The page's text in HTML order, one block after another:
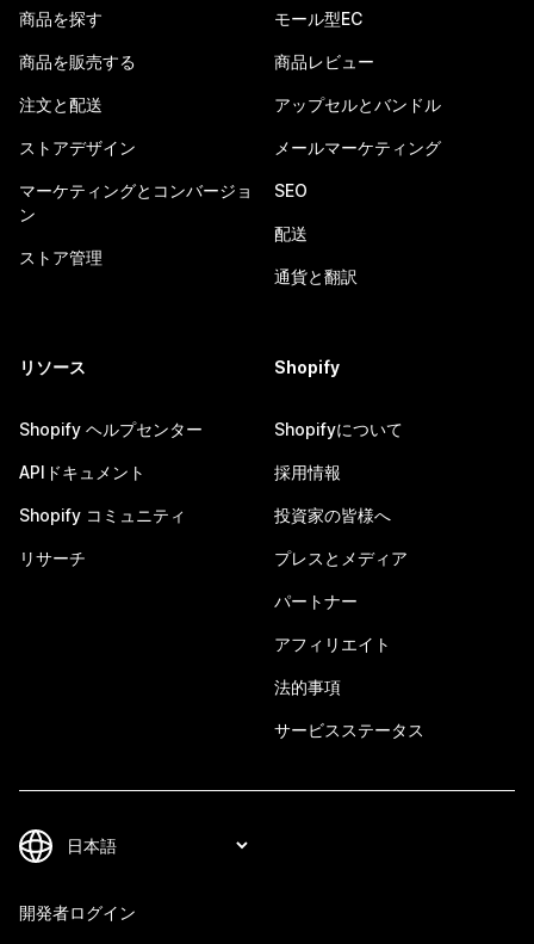
商品を探す
商品を販売する
注文と配送
ストアデザイン
マーケティングとコンバージョ
ン
ストア管理
モール型EC
商品レビュー
アップセルとバンドル
メールマーケティング
SEO
配送
通貨と翻訳
リソース
Shopify ヘルプセンター
APIドキュメント
Shopify コミュニティ
リサーチ
Shopify
Shopifyについて
採用情報
投資家の皆様へ
プレスとメディア
パートナー
アフィリエイト
法的事項
サービスステータス
開発者ログイン